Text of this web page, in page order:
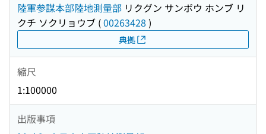
陸軍参謀本部陸地測量部 リクグン サンボウ ホンブ リ
クチ ソクリョウブ (00263428 )
典拠
縮尺
1:100000
出版事項